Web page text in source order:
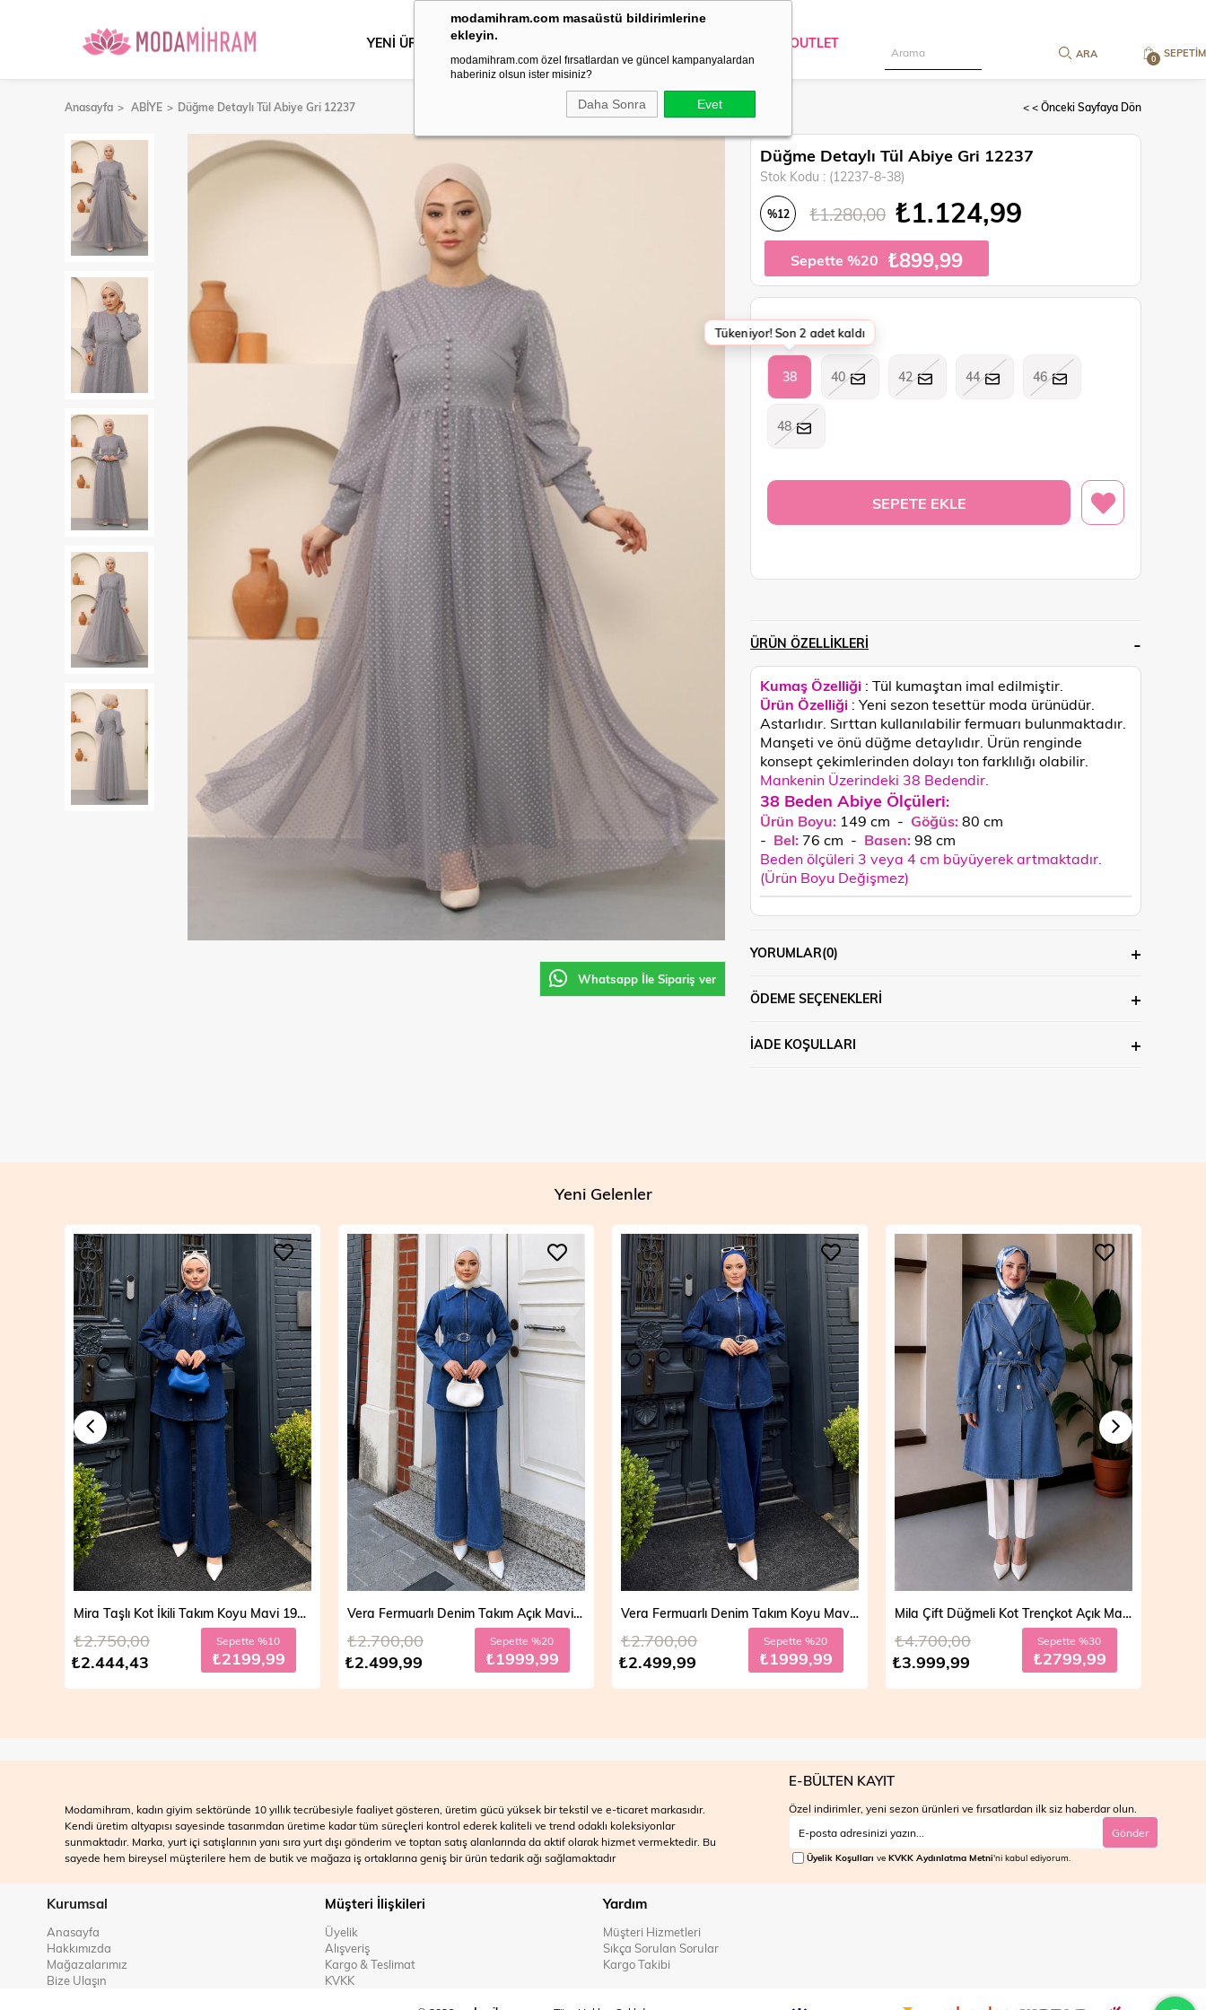
modamihram.com masaüstü bildirimlerine
ekleyin.
modamihram.com özel fırsatlardan ve güncel kampanyalardan
haberiniz olsun ister misiniz?
Daha Sonra Evet
SEPETIM
0
YENİ ÜRÜNLER DIŞ GİYİM OUTLET
Anasayfa ABİYE Düğme Detaylı Tül Abiye Gri 12237 < < Önceki Sayfaya Dön
Whatsapp İle Sipariş ver
Düğme Detaylı Tül Abiye Gri 12237
Stok Kodu (12237-8-38)
%12 ₺1.280,00 ₺1.124,99
Sepette %20 ₺899,99
BEDEN
38 40 42 44 46
48
ÜRÜN ÖZELLIKLERI
Kumaş Özelliği : Tül kumaştan imal edilmiştir.
Ürün Özelliği : Yeni sezon tesettür moda ürünüdür.
Astarlıdır. Sırttan kullanılabilir fermuarı bulunmaktadır.
Manşeti ve önü düğme detaylıdır. Ürün renginde
konsept çekimlerinden dolayı ton farklılığı olabilir.
Mankenin Üzerindeki 38 Bedendir.
38 Beden Abiye Ölçüleri:
Ürün Boyu: 149 cm - Göğüs:80 cm
- Bel: 76 cm - Basen:98 cm
Beden ölçüleri 3 veya 4 cm büyüyerek artmaktadır.
(Ürün Boyu Değişmez)
YORUMLAR(0)
ÖDEME SEÇENEKLERI
İADE KOŞULLARI
Yeni Gelenler
Mira Taşlı Kot İkili Takım Koyu Mavi 19286
₺2.444,43
₺2.750,00 Sepette %10
₺2199,99
Vera Fermuarlı Denim Takım Açık Mavi 19298
₺2.499,99
₺2.700,00 Sepette %20
₺1999,99
Vera Fermuarlı Denim Takım Koyu Mavi 19298
₺2.499,99
₺2.700,00 Sepette %20
₺1999,99
Mila Çift Düğmeli Kot Trençkot Açık Mavi 19290
₺3.999,99
₺4.700,00 Sepette %30
₺2799,99
Modamihram, kadın giyim sektöründe 10 yıllık tecrübesiyle faaliyet gösteren, üretim gücü yüksek bir tekstil ve e-ticaret markasıdır.
Kendi üretim altyapısı sayesinde tasarımdan üretime kadar tüm süreçleri kontrol ederek kaliteli ve trend odaklı koleksiyonlar
sunmaktadır. Marka, yurt içi satışlarının yanı sıra yurt dışı gönderim ve toptan satış alanlarında da aktif olarak hizmet vermektedir. Bu
sayede hem bireysel müşterilere hem de butik ve mağaza iş ortaklarına geniş bir ürün tedarik ağı sağlamaktadır
E-BÜLTEN KAYIT
Özel indirimler, yeni sezon ürünleri ve fırsatlardan ilk siz haberdar olun.
Gönder
Üyelik Koşulları ve KVKK Aydınlatma Metni'ni kabul ediyorum.
Kurumsal
Anasayfa
Hakkımızda
Mağazalarımız
Bize Ulaşın
Müşteri İlişkileri
Üyelik
Alışveriş
Kargo & Teslimat
KVKK
Yardım
Müşteri Hizmetleri
Sıkça Sorulan Sorular
Kargo Takibi
Tükeniyor! Son 2 adet kaldı